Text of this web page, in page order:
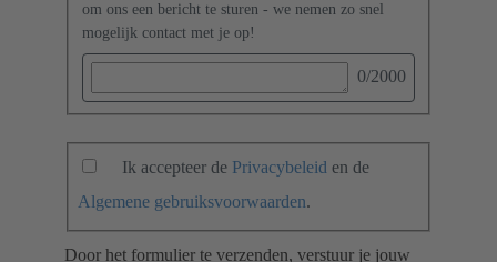
om ons een bericht te sturen - we nemen zo snel
mogelijk contact met je op!
0/2000
Ik accepteer de Privacybeleid en de
Algemene gebruiksvoorwaarden.
Door het formulier te verzenden, verstuur je jouw